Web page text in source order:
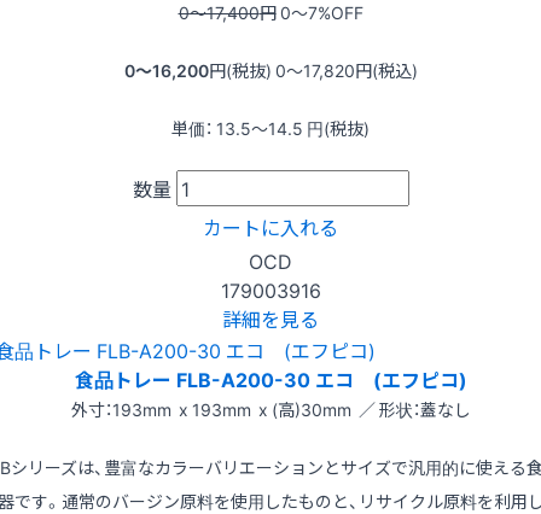
0〜17,400円0〜7%OFF
0〜16,200円(税抜) 0〜17,820円(税込)
単価： 13.5〜14.5 円(税抜)
数量
カートに入れる
OCD
179003916
詳細を見る
食品トレー FLB-A200-30 エコ (エフピコ)
外寸：193mm x 193mm x (高)30mm ／ 形状：蓋なし
シリーズは、豊富なカラーバリエーションとサイズで汎用的に使える
です。通常のバージン原料を使用したものと、リサイクル原料を利用